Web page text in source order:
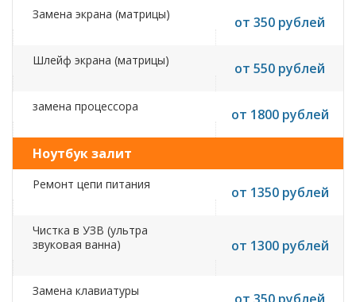
Замена экрана (матрицы) от 350 рублей
Шлейф экрана (матрицы) от 550 рублей
замена процессора от 1800 рублей
Ноутбук залит
Ремонт цепи питания от 1350 рублей
Чистка в УЗВ (ультра
звуковая ванна)
от 1300 рублей
Замена клавиатуры